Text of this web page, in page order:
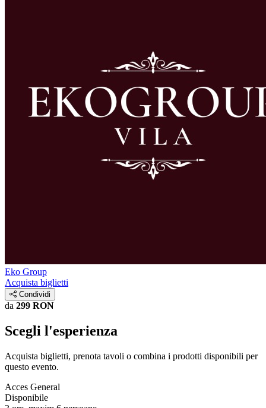
Eko Group
Acquista biglietti
Condividi
da 299 RON
Scegli l'esperienza
Acquista biglietti, prenota tavoli o combina i prodotti disponibili per
questo evento.
Acces General
Disponibile